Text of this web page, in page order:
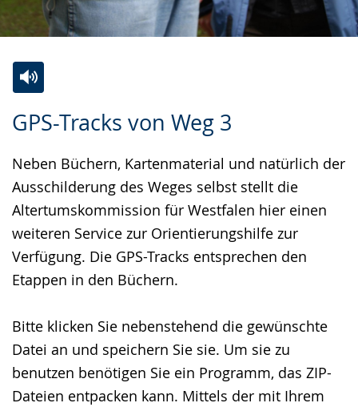
GPS-Tracks von Weg 3
Neben Büchern, Kartenmaterial und natürlich der
Ausschilderung des Weges selbst stellt die
Altertumskommission für Westfalen hier einen
weiteren Service zur Orientierungshilfe zur
Verfügung. Die GPS-Tracks entsprechen den
Etappen in den Büchern.
Bitte klicken Sie nebenstehend die gewünschte
Datei an und speichern Sie sie. Um sie zu
benutzen benötigen Sie ein Programm, das ZIP-
Dateien entpacken kann. Mittels der mit Ihrem
u
L
e
i
c
h
t
n
S
p
k
i
v
i
e
r
e
u
d
i
i
V
i
d
e
o
i
D
e
u